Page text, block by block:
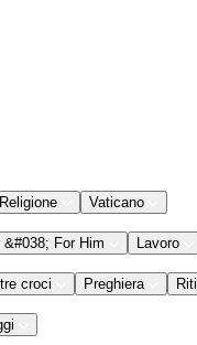
Religione Vaticano
&#038; For Him Lavoro
croci Preghiera Riti